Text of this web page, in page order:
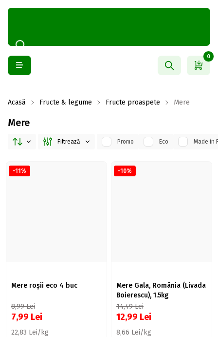
0
Acasă Fructe & legume Fructe proaspete Mere
Mere
Filtrează Promo Eco Made in
-11%
Mere roșii eco 4 buc
8,99Lei
7,99 Lei
22,83 Lei/kg
-10%
Mere Gala, România (Livada
Boierescu), 1.5kg
14,49Lei
12,99 Lei
8,66 Lei/kg